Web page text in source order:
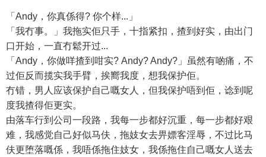
「Andy，你真係得? 你个样...」
「我冇事。」我拖实佢只手，十指紧扣，揸到好实，由出门
口开始，一直冇鬆开过...
「Andy，你做咩揸到咁实? Andy? Andy?」虽然有啲痛，不
过佢反而揽实我手臂，挨嚮我度，想我保护佢。
冇错，男人应该保护自己嘅女人，但我保护唔到佢，谂到呢
度我揸得佢更实。
由落车行到公司一段路，我每一步都好沉重，每一步都好艰
难，我感觉自己好似马伕，拖妓女去畀嫖客淫辱，不过比马
伕更堕落嘅係，我唔係拖住妓女，我係拖住自己嘅女人送去